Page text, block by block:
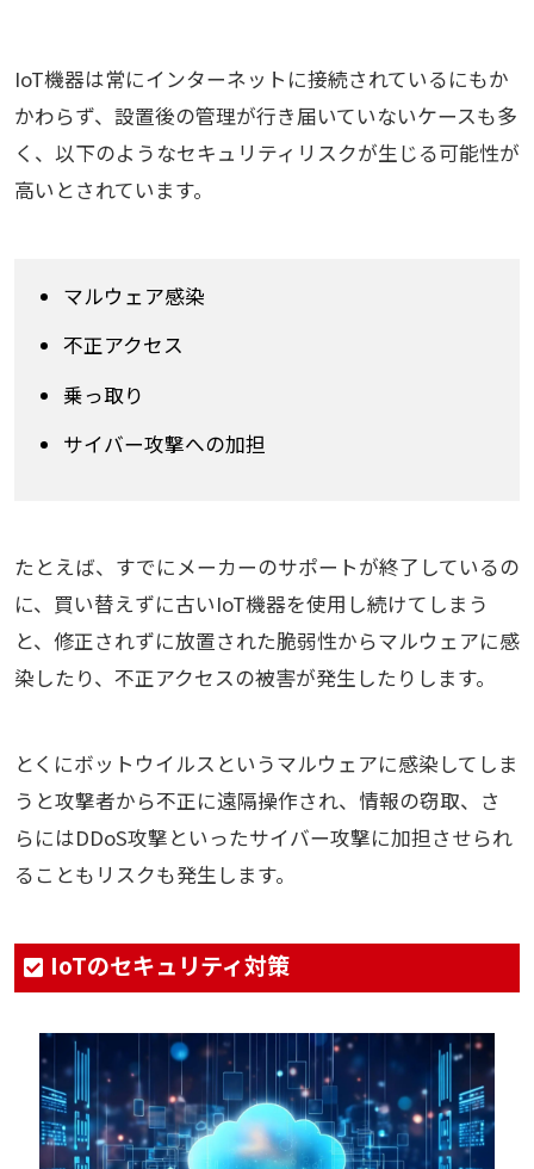
IoT機器は常にインターネットに接続されているにもか
かわらず、設置後の管理が行き届いていないケースも多
く、以下のようなセキュリティリスクが生じる可能性が
高いとされています。
マルウェア感染
不正アクセス
乗っ取り
サイバー攻撃への加担
たとえば、すでにメーカーのサポートが終了しているの
に、買い替えずに古いIoT機器を使用し続けてしまう
と、修正されずに放置された脆弱性からマルウェアに感
染したり、不正アクセスの被害が発生したりします。
とくにボットウイルスというマルウェアに感染してしま
うと攻撃者から不正に遠隔操作され、情報の窃取、さ
らにはDDoS攻撃といったサイバー攻撃に加担させられ
ることもリスクも発生します。
IoTのセキュリティ対策